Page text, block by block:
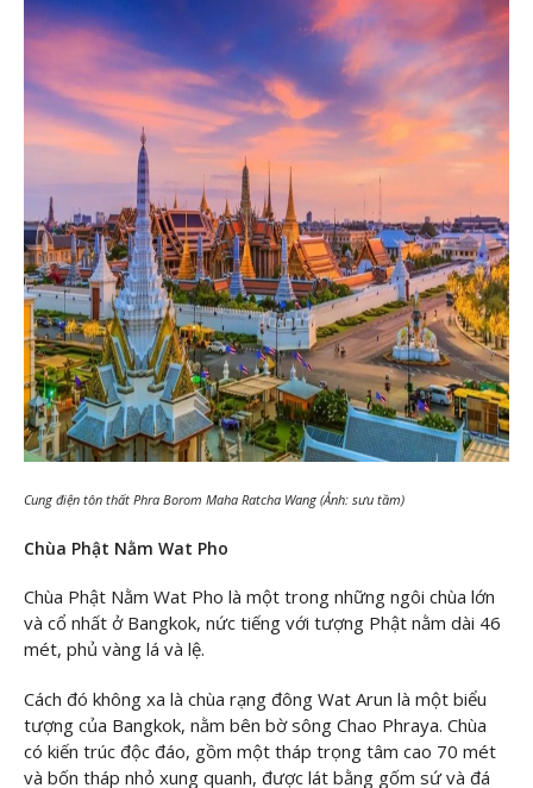
Cung điện tôn thất Phra Borom Maha Ratcha Wang (Ảnh: sưu tầm)
Chùa Phật Nằm Wat Pho
Chùa Phật Nằm Wat Pho là một trong những ngôi chùa lớn
và cổ nhất ở Bangkok, nức tiếng với tượng Phật nằm dài 46
mét, phủ vàng lá và lệ.
Cách đó không xa là chùa rạng đông Wat Arun là một biểu
tượng của Bangkok, nằm bên bờ sông Chao Phraya. Chùa
có kiến trúc độc đáo, gồm một tháp trọng tâm cao 70 mét
và bốn tháp nhỏ xung quanh, được lát bằng gốm sứ và đá